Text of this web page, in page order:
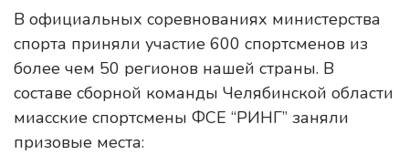
В официальных соревнованиях министерства
спорта приняли участие 600 спортсменов из
более чем 50 регионов нашей страны. В
составе сборной команды Челябинской области
миасские спортсмены ФСЕ “РИНГ” заняли
призовые места: